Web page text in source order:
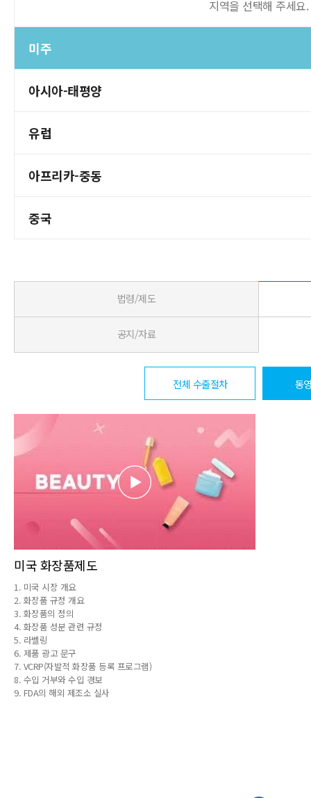
지역을 선택해 주세요.
미주
아시아-태평양
유럽
아프리카-중동
중국
법령/제도
공지/자료
전체 수출절차 동
미국 화장품제도
1. 미국 시장 개요
2. 화장품 규정 개요
3. 화장품의 정의
4. 화장품 성분 관련 규정
5. 라벨링
6. 제품 광고 문구
7. VCRP(자발적 화장품 등록 프로그램)
8. 수입 거부와 수입 경보
9. FDA의 해외 제조소 실사